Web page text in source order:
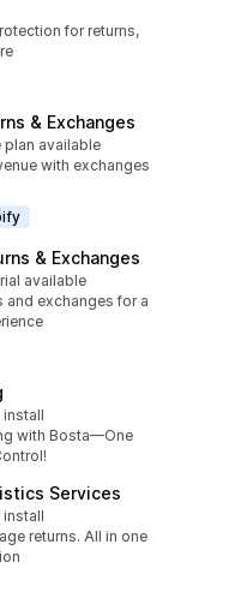
for returns,
& Exchanges
plan available
with exchanges
& Exchanges
available
and exchanges for a
install
with Bosta—One
Services
install
returns. All in one